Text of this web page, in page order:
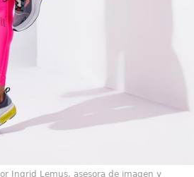
Ingrid Lemus, asesora de imagen y